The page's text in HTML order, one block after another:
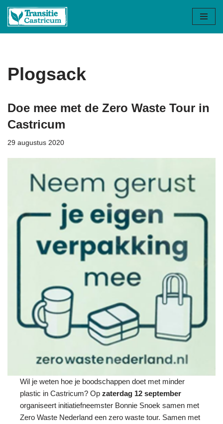
Ga
Plogsack
Doe mee met de Zero Waste Tour in
Castricum
29 augustus 2020
Wil je weten hoe je boodschappen doet met minder
plastic in Castricum? Op zaterdag 12 september
organiseert initiatiefneemster Bonnie Snoek samen met
Zero Waste Nederland een zero waste tour. Samen met